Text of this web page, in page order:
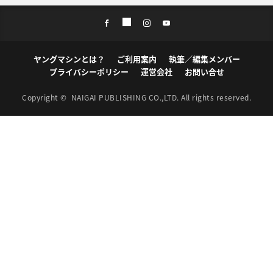
ヤングマシンとは？ ご利用案内
執筆／編集メンバー
プライバシーポリシー
運営会社 お問い合せ
Copyright © NAIGAI PUBLISHING CO.,LTD. All rights reserved.